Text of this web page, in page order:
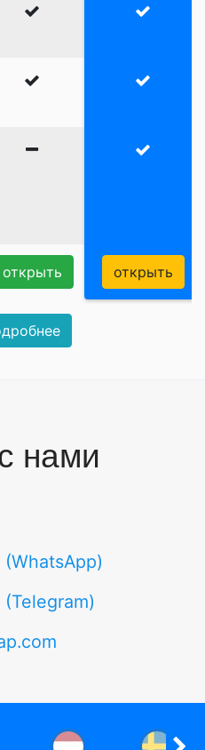
открыть открыть
нами